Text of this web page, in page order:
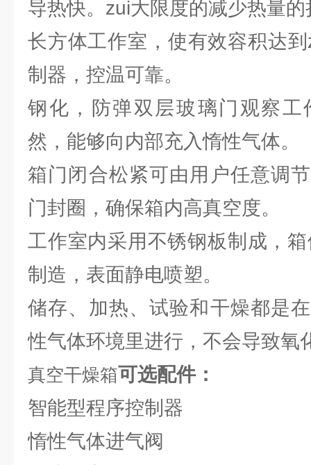
导热快。zui大限度的减少热量的
长方体工作室，使有效容积达
制器，控温可靠。
钢化，防弹双层玻璃门观察工
然，能够向内部充入惰性气体。
箱门闭合松紧可由用户任意调
门封圈，确保箱内高真空度。
工作室内采用不锈钢板制成，
制造，表面静电喷塑。
储存、加热、试验和干燥都是
性气体环境里进行，不会导致氧
真空干燥箱可选配件：
智能型程序控制器
惰性气体进气阀